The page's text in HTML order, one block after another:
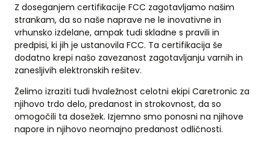
Z doseganjem certifikacije FCC zagotavljamo našim
strankam, da so naše naprave ne le inovativne in
vrhunsko izdelane, ampak tudi skladne s pravili in
predpisi, ki jih je ustanovila FCC. Ta certifikacija še
dodatno krepi našo zavezanost zagotavljanju varnih in
zanesljivih elektronskih rešitev.
Želimo izraziti tudi hvaležnost celotni ekipi Caretronic za
njihovo trdo delo, predanost in strokovnost, da so
omogočili ta dosežek. Izjemno smo ponosni na njihove
napore in njihovo neomajno predanost odličnosti.